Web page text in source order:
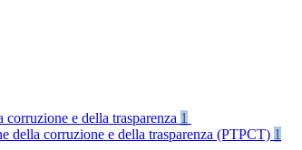
e della trasparenza 1
della corruzione e della trasparenza (PTPCT) 1